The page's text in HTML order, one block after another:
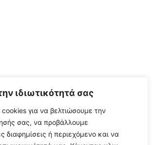
ιδιωτικότητά σας
για να βελτιώσουμε την
σας, να προβάλλουμε
διαφημίσεις ή περιεχόμενο και να